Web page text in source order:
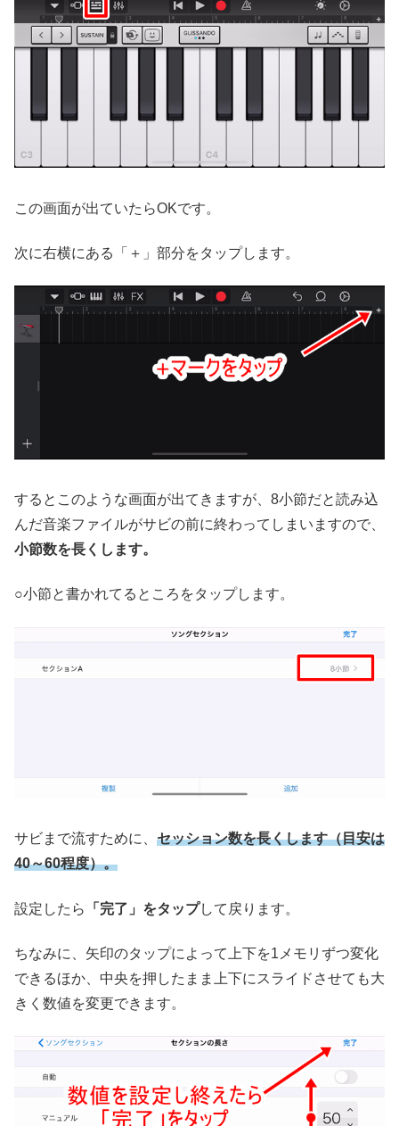
この画面が出ていたらOKです。
次に右横にある「＋」部分をタップします。
するとこのような画面が出てきますが、8小節だと読み込
んだ音楽ファイルがサビの前に終わってしまいますので、
小節数を長くします。
○小節と書かれてるところをタップします。
サビまで流すために、 セッション数を長くします（目安は
40～60程度）。
設定したら 「完了」をタップして戻ります。
ちなみに、矢印のタップによって上下を1メモリずつ変化
できるほか、中央を押したまま上下にスライドさせても大
きく数値を変更できます。